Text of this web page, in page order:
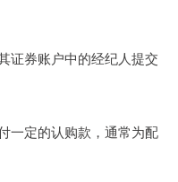
证券账户中的经纪人提交
一定的认购款，通常为配